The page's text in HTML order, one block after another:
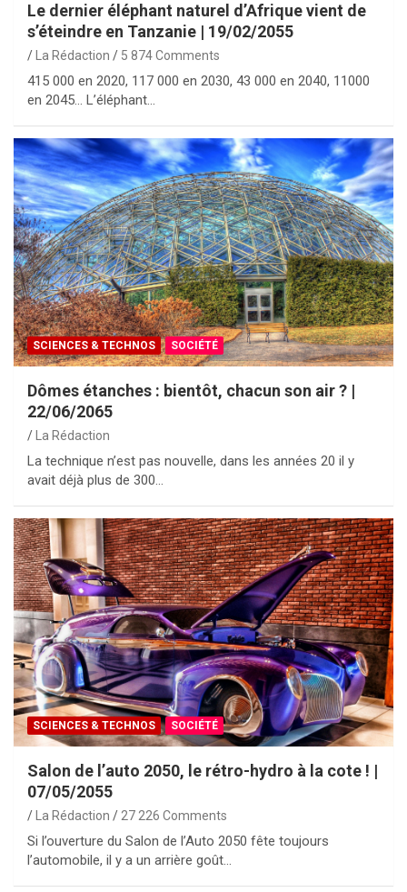
Le dernier éléphant naturel d’Afrique vient de
s’éteindre en Tanzanie | 19/02/2055
La Rédaction 5 874 Comments
415 000 en 2020, 117 000 en 2030, 43 000 en 2040, 11000
en 2045… L’éléphant…
SCIENCES & TECHNOS SOCIÉTÉ
Dômes étanches : bientôt, chacun son air ? |
22/06/2065
La Rédaction
La technique n’est pas nouvelle, dans les années 20 il y
avait déjà plus de 300…
SCIENCES & TECHNOS SOCIÉTÉ
Salon de l’auto 2050, le rétro-hydro à la cote ! |
07/05/2055
La Rédaction 27 226 Comments
Si l’ouverture du Salon de l’Auto 2050 fête toujours
l’automobile, il y a un arrière goût…